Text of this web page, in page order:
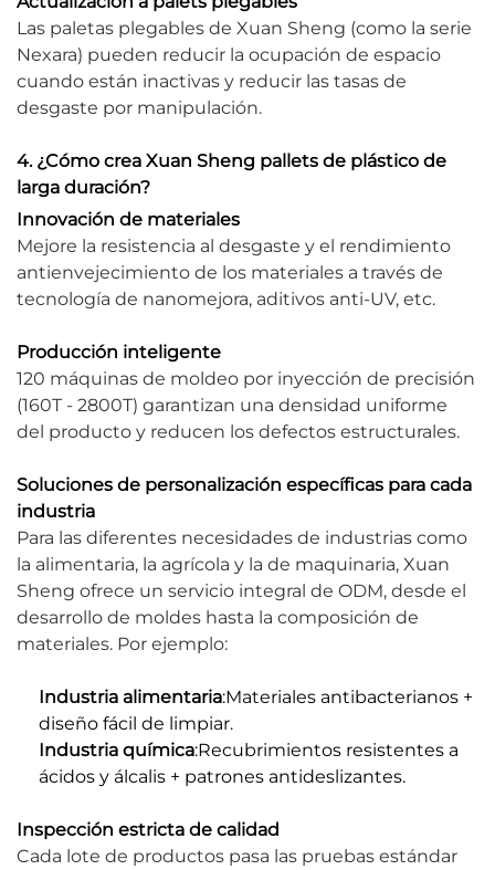
Las paletas plegables de Xuan Sheng (como la serie
Nexara) pueden reducir la ocupación de espacio
cuando están inactivas y reducir las tasas de
desgaste por manipulación.
4. ¿Cómo crea Xuan Sheng pallets de plástico de
larga duración?
Innovación de materiales
Mejore la resistencia al desgaste y el rendimiento
antienvejecimiento de los materiales a través de
tecnología de nanomejora, aditivos anti-UV, etc.
Producción inteligente
120 máquinas de moldeo por inyección de precisión
(160T - 2800T) garantizan una densidad uniforme
del producto y reducen los defectos estructurales.
Soluciones de personalización específicas para cada
industria
Para las diferentes necesidades de industrias como
la alimentaria, la agrícola y la de maquinaria, Xuan
Sheng ofrece un servicio integral de ODM, desde el
desarrollo de moldes hasta la composición de
materiales. Por ejemplo:
Industria alimentaria:Materiales antibacterianos +
diseño fácil de limpiar.
Industria química:Recubrimientos resistentes a
ácidos y álcalis + patrones antideslizantes.
Inspección estricta de calidad
Cada lote de productos pasa las pruebas estándar